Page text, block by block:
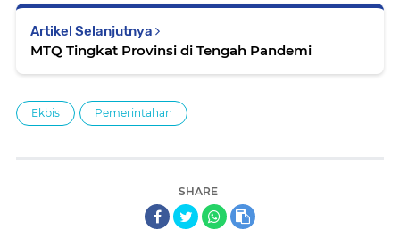
Artikel Selanjutnya
MTQ Tingkat Provinsi di Tengah Pandemi
Ekbis Pemerintahan
SHARE